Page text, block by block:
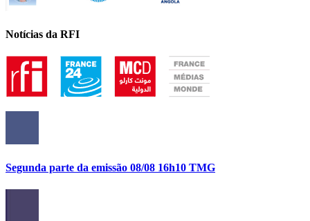
Notícias da RFI
Segunda parte da emissão 08/08 16h10 TMG